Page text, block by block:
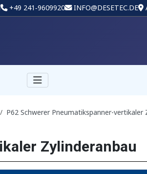
+49 241‑9609920 INFO@DESETEC.DE
P62 Schwerer Pneumatikspanner-vertikaler
Zylinderanbau